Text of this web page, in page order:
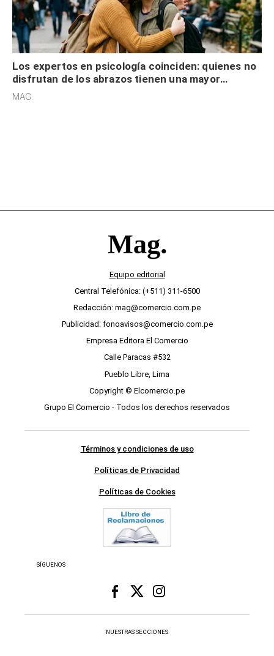
Los expertos en psicología coinciden: quienes no
disfrutan de los abrazos tienen una mayor
sensibilidad a los estímulos físicos y no es por
MAG.
Equipo editorial
Central Telefónica: (+511) 311-6500
Redacción: mag@comercio.com.pe
Publicidad: fonoavisos@comercio.com.pe
Empresa Editora El Comercio
Calle Paracas #532
Pueblo Libre, Lima
Copyright © Elcomercio.pe
Grupo El Comercio - Todos los derechos reservados
Términos y condiciones de uso
Políticas de Privacidad
Políticas de Cookies
SÍGUENOS
NUESTRAS SECCIONES